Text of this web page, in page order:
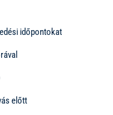
időpontokat
előtt